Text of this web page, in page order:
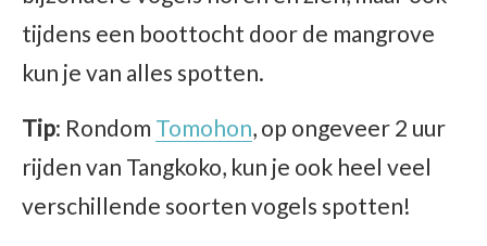
tijdens een boottocht door de mangrove
kun je van alles spotten.
Tip: Rondom Tomohon, op ongeveer 2 uur
rijden van Tangkoko, kun je ook heel veel
verschillende soorten vogels spotten!